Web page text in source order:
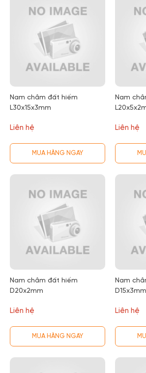
Nam châm đất hiếm
L30x15x3mm
Liên hệ
MUA HÀNG NGAY
Nam
Liên hệ
Nam châm đất hiếm
D20x2mm
Liên hệ
MUA HÀNG NGAY
Nam
D15x3mm
Liên hệ